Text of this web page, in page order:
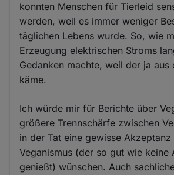
konnten Menschen für Tierleid
werden, weil es immer weniger
täglichen Lebens wurde. So, wie
Erzeugung elektrischen Stroms
Gedanken machte, weil der ja aus
käme.
Ich würde mir für Berichte über
größere Trennschärfe zwischen
in der Tat eine gewisse Akzeptanz
Veganismus (der so gut wie keine
genießt) wünschen. Auch